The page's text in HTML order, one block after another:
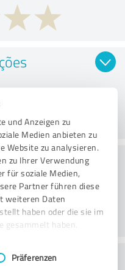
und Anzeigen zu
Medien anbieten zu
Website zu analysieren.
zu Ihrer Verwendung
für soziale Medien,
Partner führen diese
weiteren Daten
haben oder die sie im
gesammelt haben.
Präferenzen
cliente